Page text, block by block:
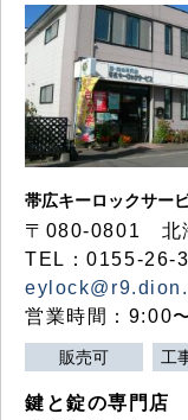
帯広キーロックサー
〒080-0801 北
TEL：0155-26-
営業時間：9:00
販売可 工
鍵と錠の専門店